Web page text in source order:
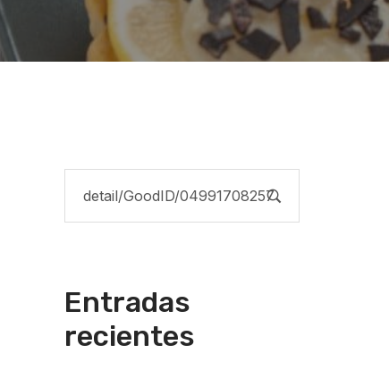
Entradas
recientes